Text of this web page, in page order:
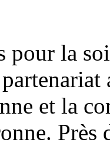
pour la
et la
Près